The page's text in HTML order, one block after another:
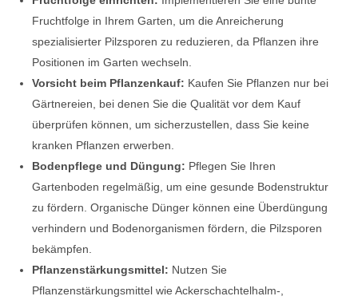
Fruchtfolge in Ihrem Garten, um die Anreicherung
spezialisierter Pilzsporen zu reduzieren, da Pflanzen ihre
Positionen im Garten wechseln.
Vorsicht beim Pflanzenkauf: Kaufen Sie Pflanzen nur bei
Gärtnereien, bei denen Sie die Qualität vor dem Kauf
überprüfen können, um sicherzustellen, dass Sie keine
kranken Pflanzen erwerben.
Bodenpflege und Düngung: Pflegen Sie Ihren
Gartenboden regelmäßig, um eine gesunde Bodenstruktur
zu fördern. Organische Dünger können eine Überdüngung
verhindern und Bodenorganismen fördern, die Pilzsporen
bekämpfen.
Pflanzenstärkungsmittel: Nutzen Sie
Pflanzenstärkungsmittel wie Ackerschachtelhalm-,